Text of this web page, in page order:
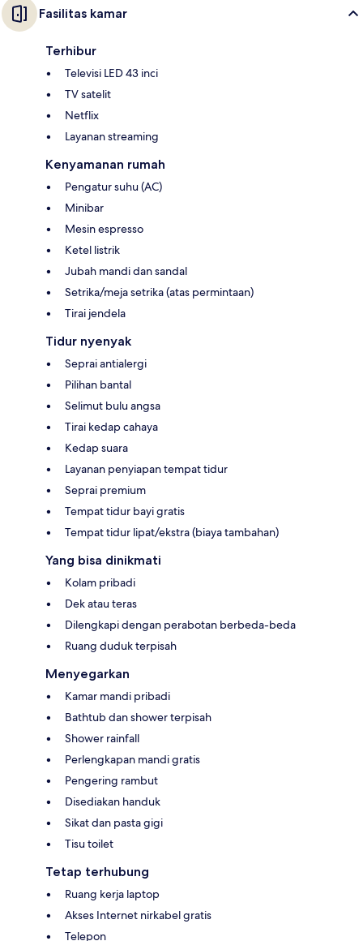
Fasilitas kamar
Terhibur
Televisi LED 43 inci
TV satelit
Netflix
Layanan streaming
Kenyamanan rumah
Pengatur suhu (AC)
Minibar
Mesin espresso
Ketel listrik
Jubah mandi dan sandal
Setrika/meja setrika (atas permintaan)
Tirai jendela
Tidur nyenyak
Seprai antialergi
Pilihan bantal
Selimut bulu angsa
Tirai kedap cahaya
Kedap suara
Layanan penyiapan tempat tidur
Seprai premium
Tempat tidur bayi gratis
Tempat tidur lipat/ekstra (biaya tambahan)
Yang bisa dinikmati
Kolam pribadi
Dek atau teras
Dilengkapi dengan perabotan berbeda-beda
Ruang duduk terpisah
Menyegarkan
Kamar mandi pribadi
Bathtub dan shower terpisah
Shower rainfall
Perlengkapan mandi gratis
Pengering rambut
Disediakan handuk
Sikat dan pasta gigi
Tisu toilet
Tetap terhubung
Ruang kerja laptop
Akses Internet nirkabel gratis
Telepon